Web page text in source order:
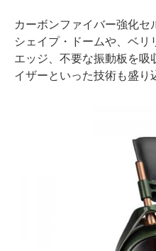
カーボンファイバー強化セ
シェイプ・ドームや、ベリ
エッジ、不要な振動板を吸
イザーといった技術も盛り